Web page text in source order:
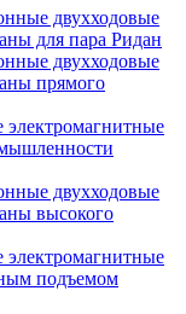
двухходовые
для пара Ридан
двухходовые
прямого
двухходовые
высокого
подъемом